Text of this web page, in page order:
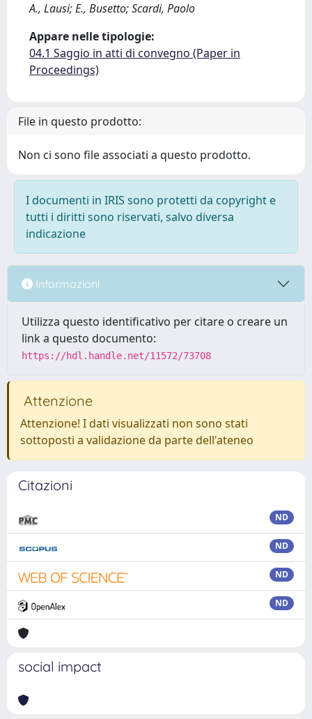
A., Lausi; E., Busetto; Scardi, Paolo
Appare nelle tipologie:
04.1 Saggio in atti di convegno (Paper in
Proceedings)
File in questo prodotto:
Non ci sono file associati a questo prodotto.
I documenti in IRIS sono protetti da copyright e
tutti i diritti sono riservati, salvo diversa
indicazione
Informazioni
Utilizza questo identificativo per citare o creare un
link a questo documento:
https://hdl.handle.net/11572/73708
Attenzione
Attenzione! I dati visualizzati non sono stati
sottoposti a validazione da parte dell'ateneo
Citazioni
ND
ND
ND
ND
social impact